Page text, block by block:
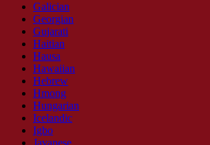
Galician
Georgian
Gujarati
Haitian
Hausa
Hawaiian
Hebrew
Hmong
Hungarian
Icelandic
Igbo